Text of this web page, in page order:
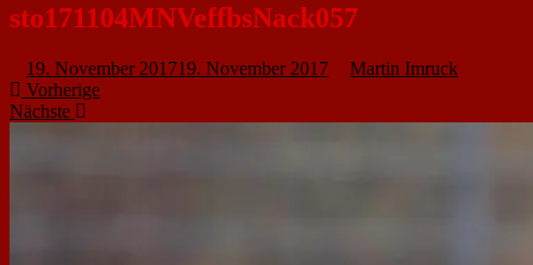
sto171104MNVeffbsNack057
19. November 201719. November 2017
Martin Imruck
Vorherige
Nächste